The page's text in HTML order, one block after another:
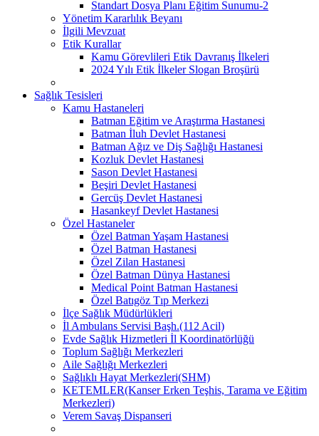
Standart Dosya Planı Eğitim Sunumu-2
Yönetim Kararlılık Beyanı
İlgili Mevzuat
Etik Kurallar
Kamu Görevlileri Etik Davranış İlkeleri
2024 Yılı Etik İlkeler Slogan Broşürü
Sağlık Tesisleri
Kamu Hastaneleri
Batman Eğitim ve Araştırma Hastanesi
Batman İluh Devlet Hastanesi
Batman Ağız ve Diş Sağlığı Hastanesi
Kozluk Devlet Hastanesi
Sason Devlet Hastanesi
Beşiri Devlet Hastanesi
Gercüş Devlet Hastanesi
Hasankeyf Devlet Hastanesi
Özel Hastaneler
Özel Batman Yaşam Hastanesi
Özel Batman Hastanesi
Özel Zilan Hastanesi
Özel Batman Dünya Hastanesi
Medical Point Batman Hastanesi
Özel Batıgöz Tıp Merkezi
İlçe Sağlık Müdürlükleri
İl Ambulans Servisi Başh.(112 Acil)
Evde Sağlık Hizmetleri İl Koordinatörlüğü
Toplum Sağlığı Merkezleri
Aile Sağlığı Merkezleri
Sağlıklı Hayat Merkezleri(SHM)
KETEMLER(Kanser Erken Teşhis, Tarama ve Eğitim
Merkezleri)
Verem Savaş Dispanseri